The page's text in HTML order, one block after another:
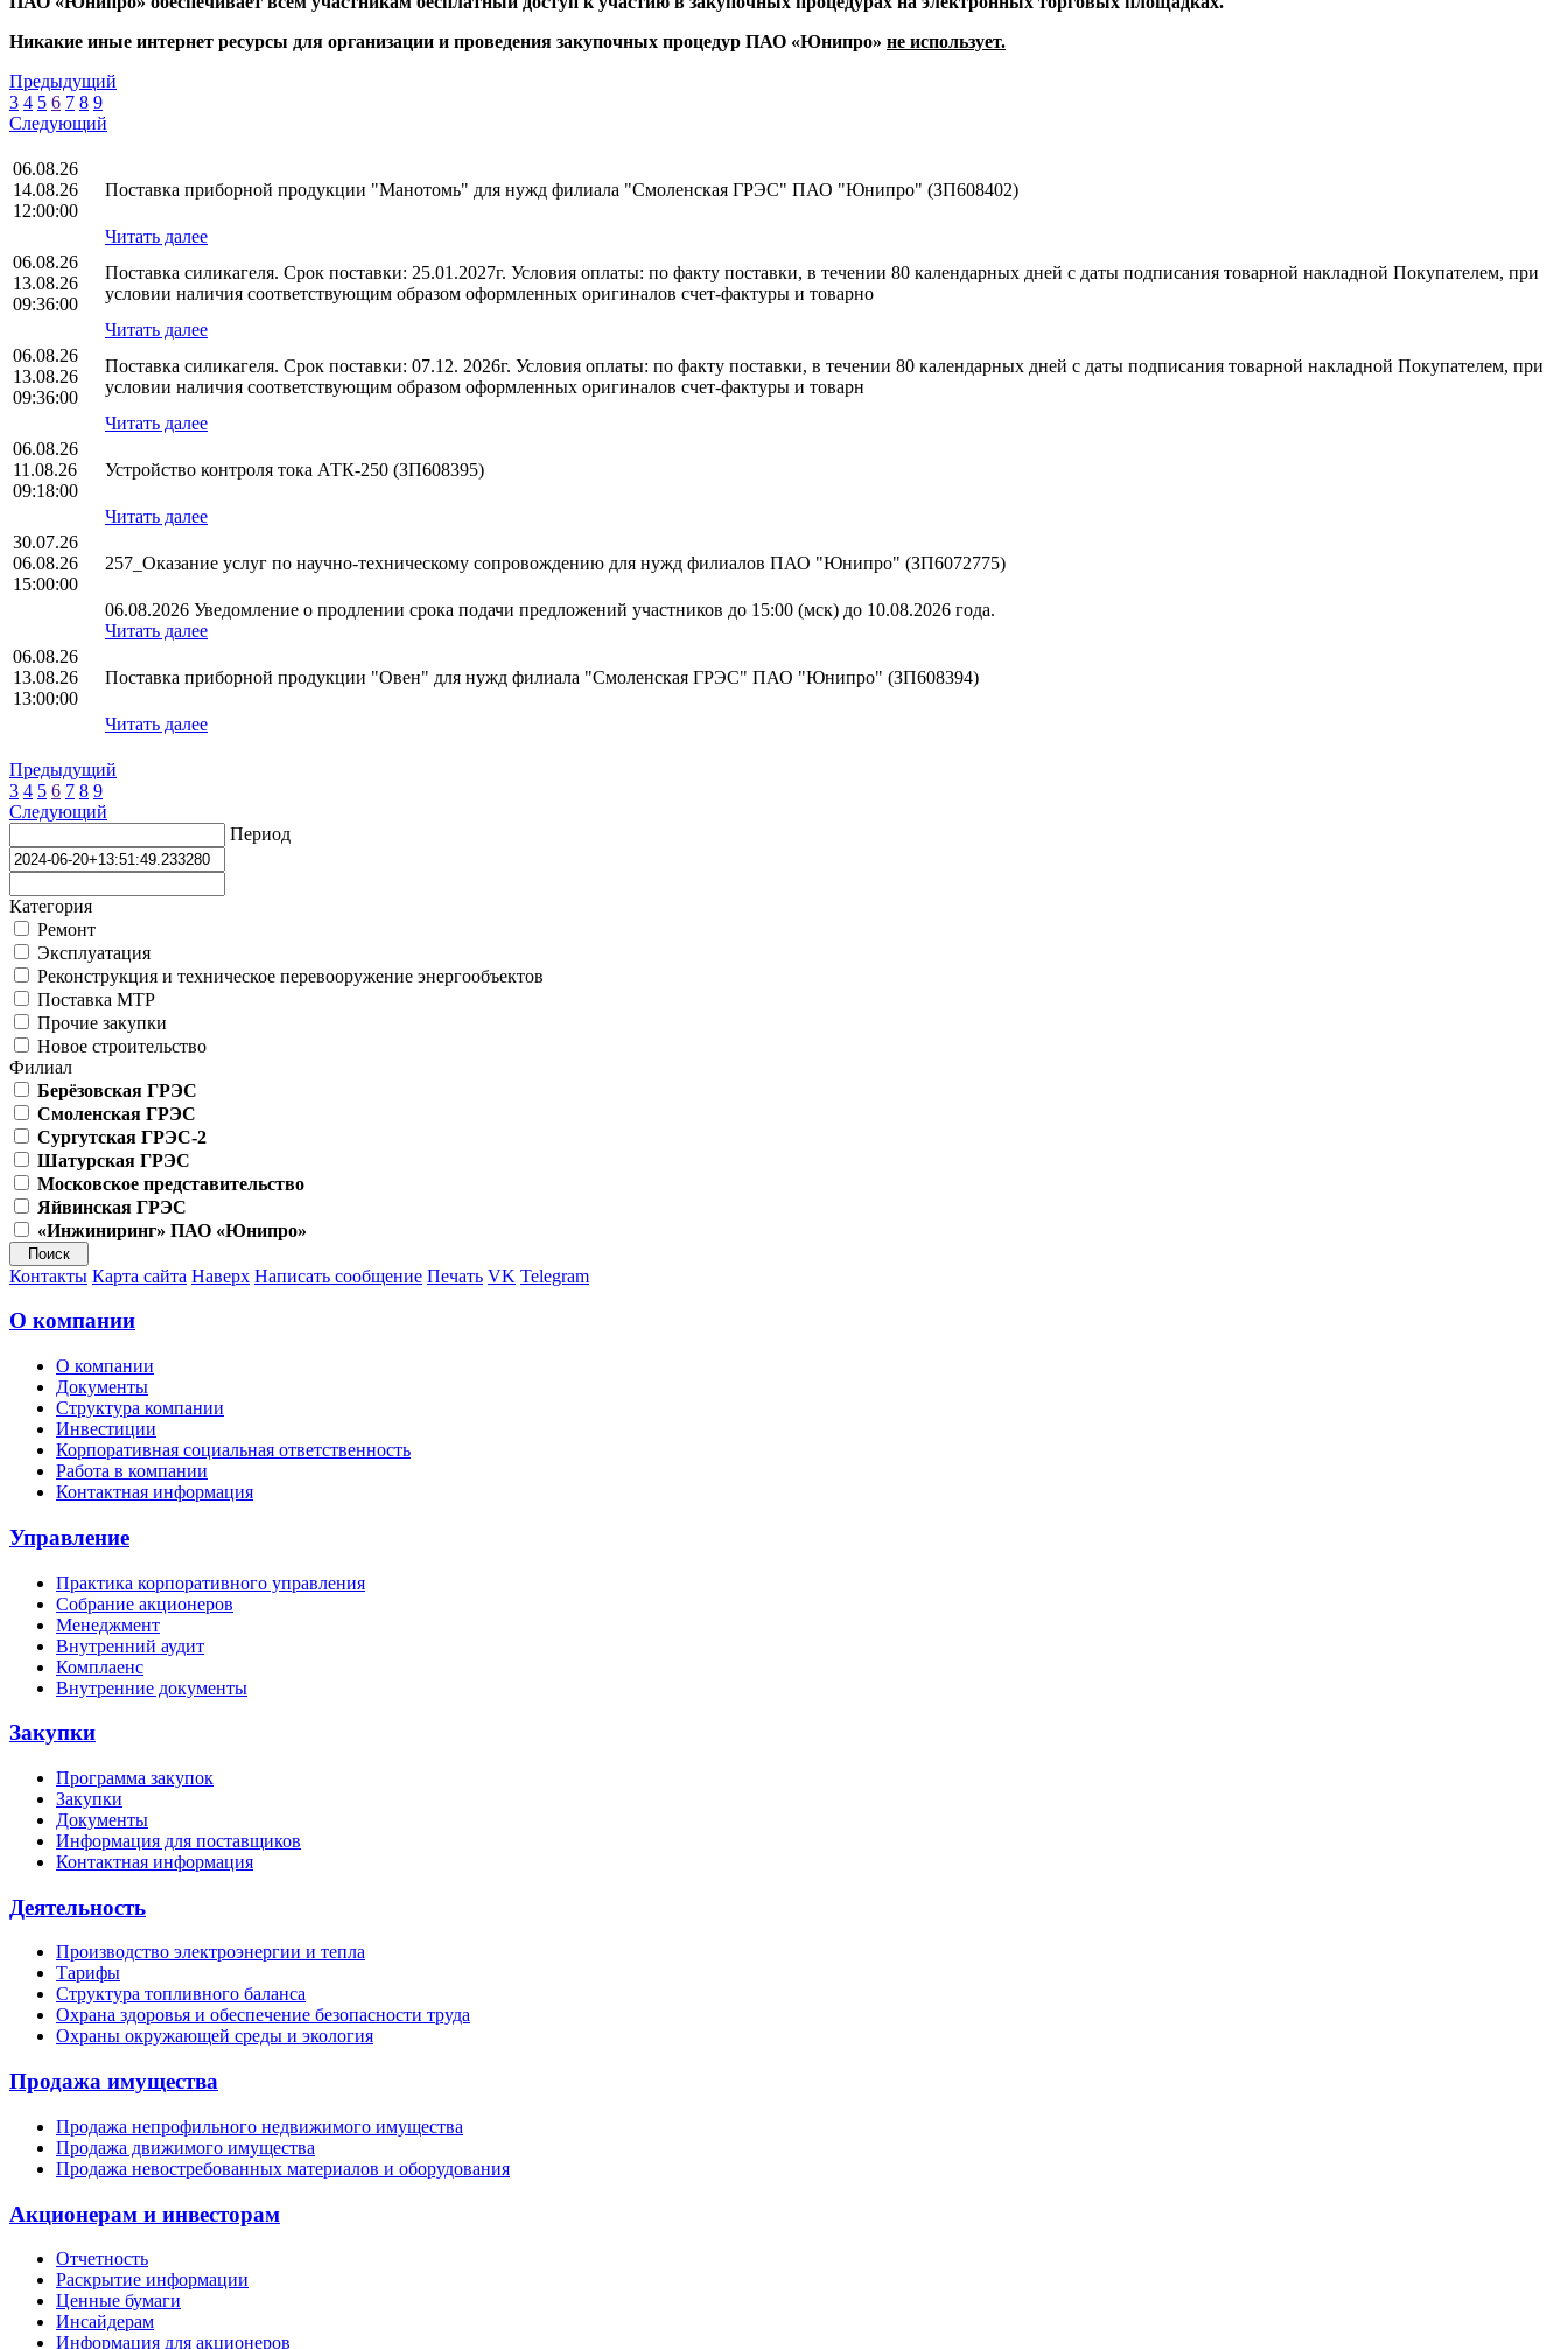
Никакие иные интернет ресурсы для организации и проведения закупочных процедур ПАО «Юнипро» не использует.
Предыдущий
3 4 5 6 7 8 9
Следующий
06.08.26
14.08.26
12:00:00
Поставка приборной продукции "Манотомь" для нужд филиала "Смоленская ГРЭС" ПАО "Юнипро" (ЗП608402)
Читать далее
06.08.26
13.08.26
09:36:00
Поставка силикагеля. Срок поставки: 25.01.2027г. Условия оплаты: по факту поставки, в течении 80 календарных дней с даты подписания товарной накладной Покупателем, при
условии наличия соответствующим образом оформленных оригиналов счет-фактуры и товарно
Читать далее
06.08.26
13.08.26
09:36:00
Поставка силикагеля. Срок поставки: 07.12. 2026г. Условия оплаты: по факту поставки, в течении 80 календарных дней с даты подписания товарной накладной Покупателем, при
условии наличия соответствующим образом оформленных оригиналов счет-фактуры и товарн
Читать далее
06.08.26
11.08.26
09:18:00
Устройство контроля тока АТК-250 (ЗП608395)
Читать далее
30.07.26
06.08.26
15:00:00
257_Оказание услуг по научно-техническому сопровождению для нужд филиалов ПАО "Юнипро" (ЗП6072775)
06.08.2026 Уведомление о продлении срока подачи предложений участников до 15:00 (мск) до 10.08.2026 года.
Читать далее
06.08.26
13.08.26
13:00:00
Поставка приборной продукции "Овен" для нужд филиала "Смоленская ГРЭС" ПАО "Юнипро" (ЗП608394)
Читать далее
Предыдущий
3 4 5 6 7 8 9
Следующий
Период
Категория
Ремонт
Эксплуатация
Реконструкция и техническое перевооружение энергообъектов
Поставка МТР
Прочие закупки
Новое строительство
Филиал
Берёзовская ГРЭС
Смоленская ГРЭС
Сургутская ГРЭС-2
Шатурская ГРЭС
Московское представительство
Яйвинская ГРЭС
«Инжиниринг» ПАО «Юнипро»
Контакты Карта сайта Наверх Написать сообщение Печать VK Telegram
О компании
О компании
Документы
Структура компании
Инвестиции
Корпоративная социальная ответственность
Работа в компании
Контактная информация
Управление
Практика корпоративного управления
Собрание акционеров
Менеджмент
Внутренний аудит
Комплаенс
Внутренние документы
Закупки
Программа закупок
Закупки
Документы
Информация для поставщиков
Контактная информация
Деятельность
Производство электроэнергии и тепла
Тарифы
Структура топливного баланса
Охрана здоровья и обеспечение безопасности труда
Охраны окружающей среды и экология
Продажа имущества
Продажа непрофильного недвижимого имущества
Продажа движимого имущества
Продажа невостребованных материалов и оборудования
Акционерам и инвесторам
Отчетность
Раскрытие информации
Ценные бумаги
Инсайдерам
Информация для акционеров